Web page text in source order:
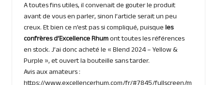
A toutes fins utiles, il convenait de gouter le produit
avant de vous en parler, sinon l’article serait un peu
creux. Et bien ce n’est pas si compliqué, puisqueles
confrères d’Excellence Rhumont toutes les références
en stock. J’ai donc acheté le « Blend 2024 – Yellow &
Purple », et ouvert la bouteille sans tarder.
Avis aux amateurs :